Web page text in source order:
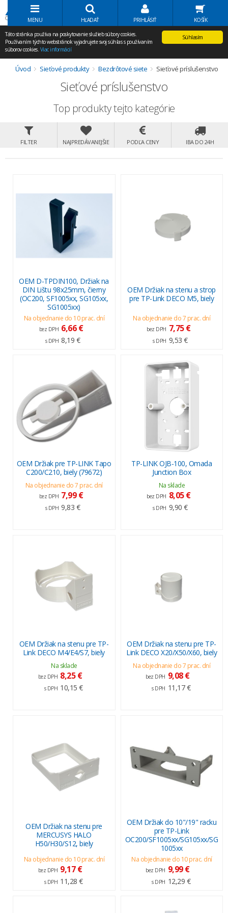
Volať Agem
MENU HĽADAŤ PRIHLÁSIŤ KOŠÍK
Súhlasím
Táto stránka používa na poskytovanie služieb súbory cookies.
Používaním týchto webstránok vyjadrujete svoj súhlas s používaním
súborov cookies. Viac informácií
Úvod Sieťové produkty Bezdrôtové siete Sieťové príslušenstvo
Sieťové príslušenstvo
Top produkty tejto kategórie
FILTER NAJPREDÁVANEJŠIE PODĽA CENY IBA DO 24H
OEM D-TPDIN100, Držiak na
DIN Lištu 98x25mm, čierny
(OC200, SF1005xx, SG105xx,
SG1005xx)
Na objednanie do 10 prac. dní
bez DPH 6,66 €
s DPH 8,19 €
OEM Držiak na stenu a strop
pre TP-Link DECO M5, biely
Na objednanie do 7 prac. dní
bez DPH 7,75 €
s DPH 9,53 €
OEM Držiak pre TP-LINK Tapo
C200/C210, biely (79672)
Na objednanie do 7 prac. dní
bez DPH 7,99 €
s DPH 9,83 €
TP-LINK OJB-100, Omada
Junction Box
Na sklade
bez DPH 8,05 €
s DPH 9,90 €
OEM Držiak na stenu pre TP-
Link DECO M4/E4/S7, biely
Na sklade
bez DPH 8,25 €
s DPH 10,15 €
OEM Držiak na stenu pre TP-
Link DECO X20/X50/X60, biely
Na objednanie do 7 prac. dní
bez DPH 9,08 €
s DPH 11,17 €
OEM Držiak na stenu pre
MERCUSYS HALO
H50/H30/S12, biely
Na objednanie do 10 prac. dní
bez DPH 9,17 €
s DPH 11,28 €
OEM Držiak do 10"/19" racku
pre TP-Link
OC200/SF1005xx/SG105xx/SG
1005xx
Na objednanie do 10 prac. dní
bez DPH 9,99 €
s DPH 12,29 €